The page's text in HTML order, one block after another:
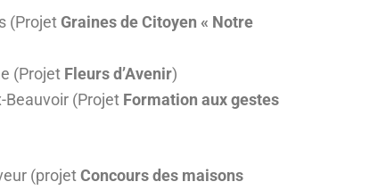
(Projet Graines de Citoyen « Notre
(Projet Fleurs d’Avenir)
Beauvoir (Projet Formation aux gestes
(projetConcours des maisons